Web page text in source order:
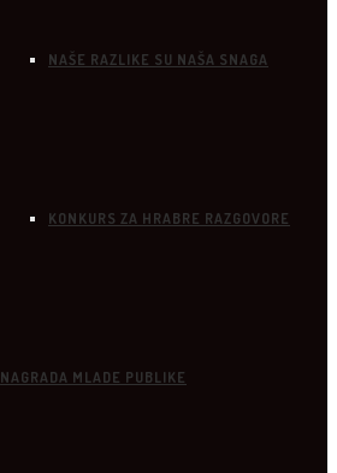
NAŠE RAZLIKE SU NAŠA SNAGA
KONKURS ZA HRABRE RAZGOVORE
NAGRADA MLADE PUBLIKE